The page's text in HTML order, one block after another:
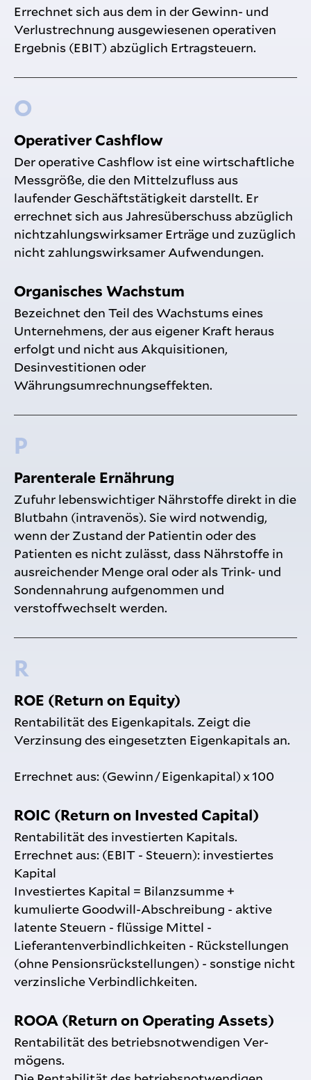
Errechnet sich aus dem in der Gewinn- und
Verlustrechnung ausgewiesenen operativen
Ergebnis (EBIT) abzüglich Ertragsteuern.
O
Operativer Cashflow
Der operative Cashflow ist eine wirtschaftliche
Messgröße, die den Mittelzufluss aus
laufender Geschäftstätigkeit darstellt. Er
errechnet sich aus Jahresüberschuss abzüglich
nichtzahlungswirksamer Erträge und zuzüglich
nicht zahlungswirksamer Aufwendungen.
Organisches Wachstum
Bezeichnet den Teil des Wachstums eines
Unternehmens, der aus eigener Kraft heraus
erfolgt und nicht aus Akquisitionen,
Desinvestitionen oder
Währungsumrechnungseffekten.
P
Parenterale Ernährung
Zufuhr lebenswichtiger Nährstoffe direkt in die
Blutbahn (intravenös). Sie wird notwendig,
wenn der Zustand der Patientin oder des
Patienten es nicht zulässt, dass Nährstoffe in
ausreichender Menge oral oder als Trink- und
Sondennahrung aufgenommen und
verstoffwechselt werden.
R
ROE (Return on Equity)
Rentabilität des Eigenkapitals. Zeigt die
Verzinsung des eingesetzten Eigenkapitals an.
Errechnet aus: (Gewinn / Eigenkapital) x 100
ROIC (Return on Invested Capital)
Rentabilität des investierten Kapitals.
Errechnet aus: (EBIT - Steuern): investiertes
Kapital
Investiertes Kapital = Bilanzsumme +
kumulierte Goodwill-Abschreibung - aktive
latente Steuern - flüssige Mittel -
Lieferantenverbindlichkeiten - Rückstellungen
(ohne Pensionsrückstellungen) - sonstige nicht
verzinsliche Verbindlichkeiten.
ROOA (Return on Operating Assets)
Rentabilität des betriebsnotwendigen Ver­
mögens.